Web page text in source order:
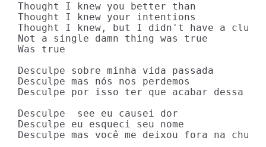
Thought I knew you better than
Thought I knew your intentions
Thought I knew, but I didn't have a clue
Not a single damn thing was true
Was true
Desculpe sobre minha vida passada
Desculpe mas nós nos perdemos
Desculpe por isso ter que acabar dessa
Desculpe  see eu causei dor
Desculpe eu esqueci seu nome
Desculpe mas você me deixou fora na chuva